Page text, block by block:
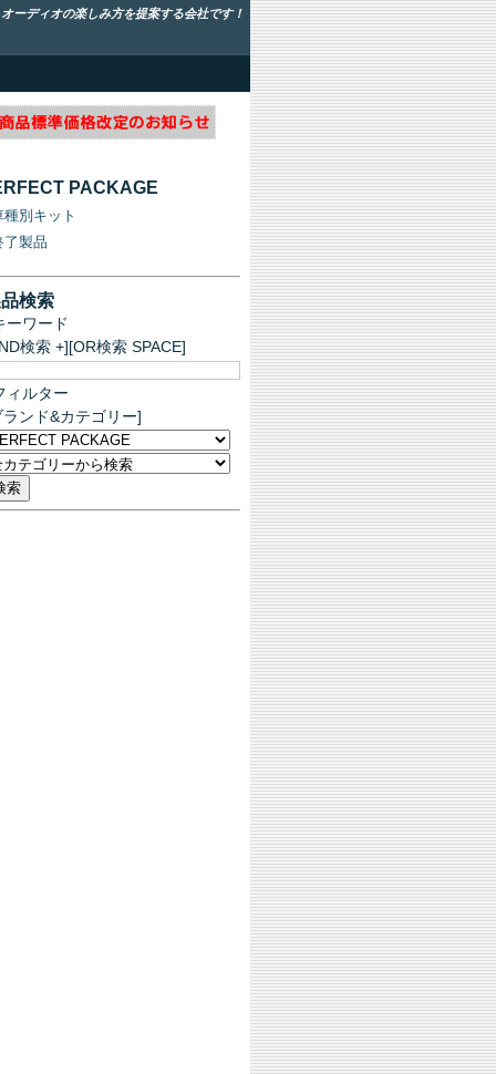
ーディオの楽しみ方を提案する会社です！
PACKAGE
種別キット
了製品
検索
ーワード
検索 +][OR検索 SPACE]
ィルター
ランド&カテゴリー]